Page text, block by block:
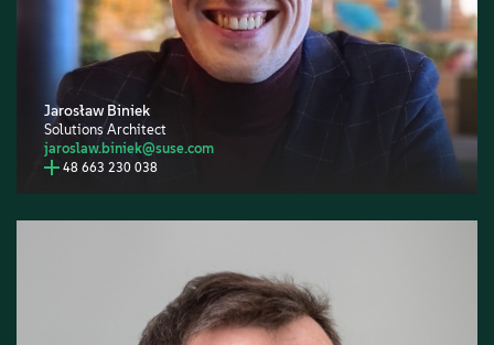
Jarosław Biniek
Solutions Architect
jaroslaw.biniek@suse.com
48 663 230 038